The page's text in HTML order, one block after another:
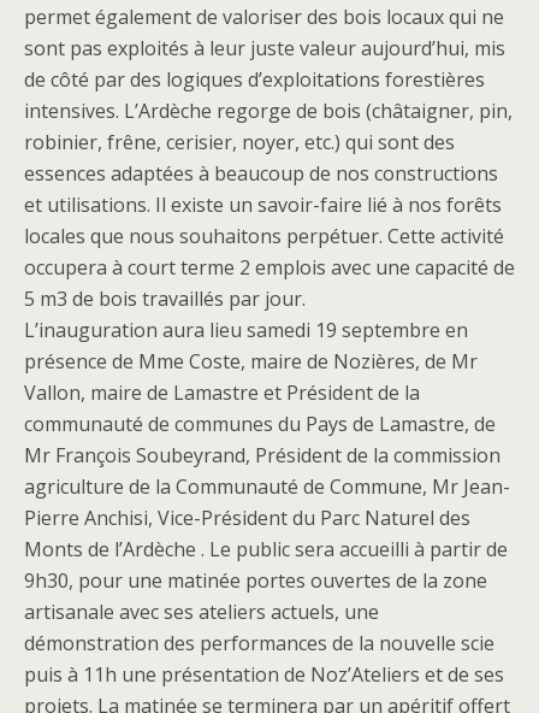
permet également de valoriser des bois locaux qui ne
sont pas exploités à leur juste valeur aujourd’hui, mis
de côté par des logiques d’exploitations forestières
intensives. L’Ardèche regorge de bois (châtaigner, pin,
robinier, frêne, cerisier, noyer, etc.) qui sont des
essences adaptées à beaucoup de nos constructions
et utilisations. Il existe un savoir-faire lié à nos forêts
locales que nous souhaitons perpétuer. Cette activité
occupera à court terme 2 emplois avec une capacité de
5 m3 de bois travaillés par jour.
L’inauguration aura lieu samedi 19 septembre en
présence de Mme Coste, maire de Nozières, de Mr
Vallon, maire de Lamastre et Président de la
communauté de communes du Pays de Lamastre, de
Mr François Soubeyrand, Président de la commission
agriculture de la Communauté de Commune, Mr Jean-
Pierre Anchisi, Vice-Président du Parc Naturel des
Monts de l’Ardèche . Le public sera accueilli à partir de
9h30, pour une matinée portes ouvertes de la zone
artisanale avec ses ateliers actuels, une
démonstration des performances de la nouvelle scie
puis à 11h une présentation de Noz’Ateliers et de ses
projets. La matinée se terminera par un apéritif offert